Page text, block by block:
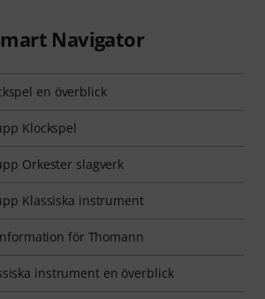
Navigator
en överblick
Klockspel
Orkester slagverk
Klassiska instrument
för Thomann
instrument en överblick